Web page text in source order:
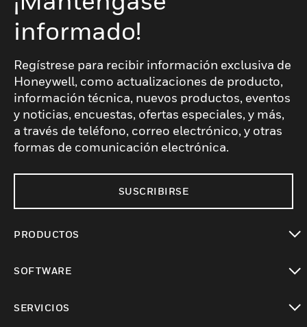
informado!
Regístrese para recibir información exclusiva de
Honeywell, como actualizaciones de producto,
información técnica, nuevos productos, eventos
y noticias, encuestas, ofertas especiales, y más,
a través de teléfono, correo electrónico, y otras
formas de comunicación electrónica.
SUSCRIBIRSE
PRODUCTOS
SOFTWARE
SERVICIOS